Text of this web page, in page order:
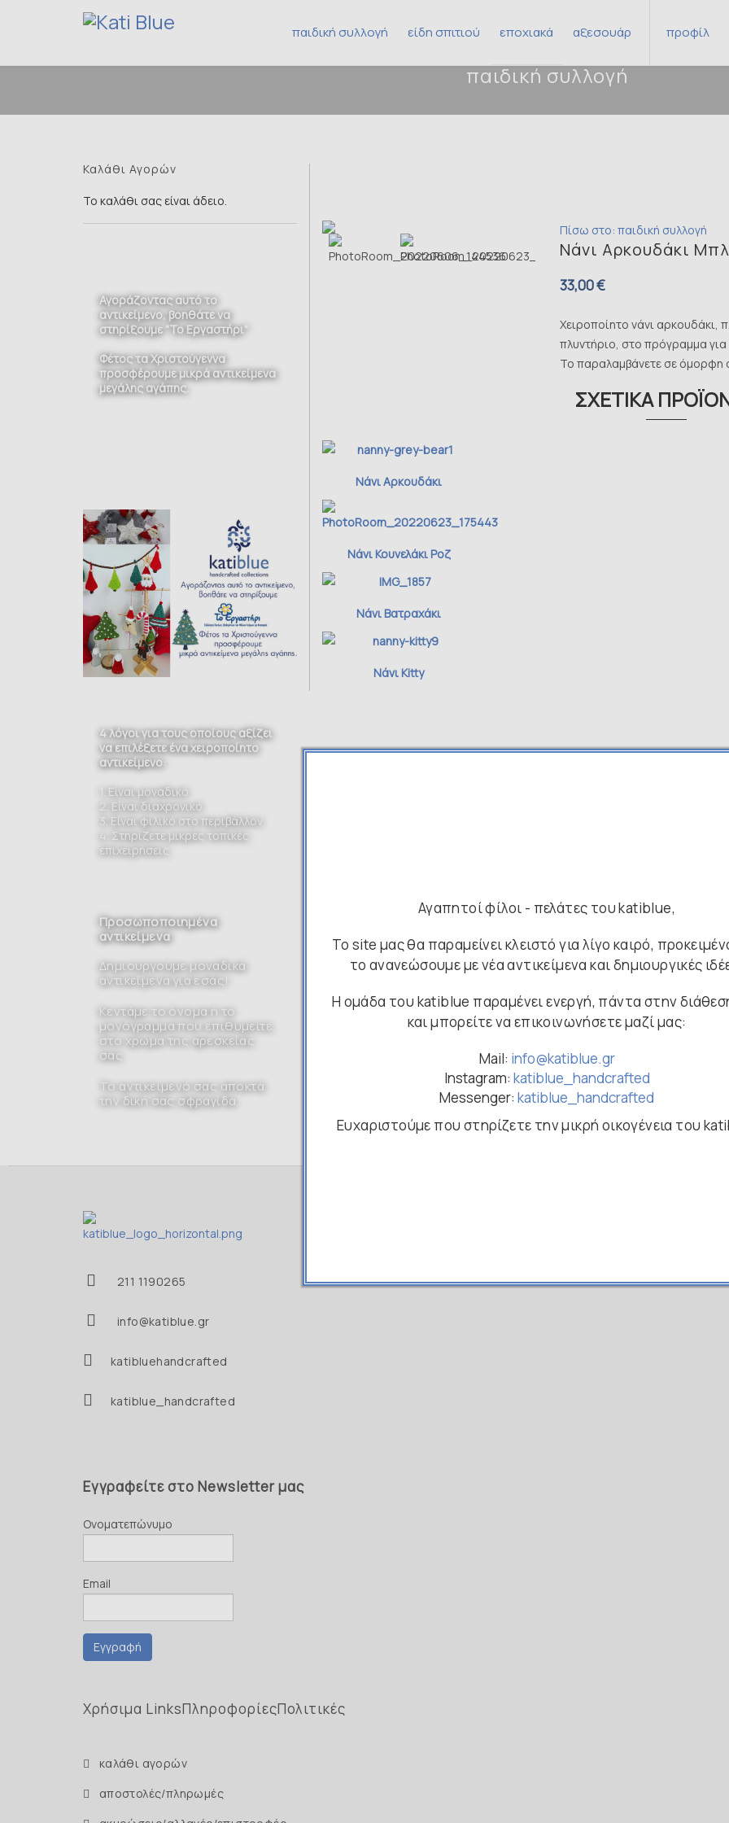
παιδική συλλογή είδη σπιτιού εποχιακά
χριστουγεννιάτικη συλλογή
αξεσουάρ προφίλ
παιδική συλλογή
Καλάθι Αγορών
Το καλάθι σας είναι άδειο.
Αγοράζοντας αυτό το
αντικείμενο, βοηθάτε να
στηρίξουμε "Το Εργαστήρι"
Φέτος τα Χριστούγεννα
προσφέρουμε μικρά αντικείμενα
μεγάλης αγάπης.
4 λόγοι για τους οποίους αξίζει
να επιλέξετε ένα χειροποίητο
αντικείμενο:
1. Είναι μοναδικό
2. Είναι διαχρονικό
3. Είναι φιλικό στο περιβάλλον
4. Στηρίζετε μικρές τοπικές
επιχειρήσεις
Προσωποποιημένα
αντικείμενα
Δημιουργούμε μοναδικά
αντικείμενα για εσάς!
Κεντάμε το όνομα ή το
μονόγραμμα που επιθυμείτε,
στο χρώμα της αρεσκείας
σας.
Το αντικείμενό σας αποκτά
την δική σας σφραγίδα.
Πίσω στο: παιδική συλλογή
Νάνι Αρκουδάκι
33,00 €
Χειροποίητο νάνι αρκουδάκι,
πλυντήριο, στο πρόγραμμα για
Το παραλαμβάνετε σε όμορφη
ΣΧΕΤΙΚΆ
Νάνι Αρκουδάκι
Νάνι Κουνελάκι Ροζ
Νάνι Βατραχάκι
Νάνι Kitty
211 1190265
info@katiblue.gr
katibluehandcrafted
katiblue_handcrafted
Εγγραφείτε στο Newsletter μας
Ονοματεπώνυμο
Email
Εγγραφή
Χρήσιμα LinksΠληροφορίεςΠολιτικές
καλάθι αγορών
αποστολές/πληρωμές
Αγαπητοί φίλοι - πελάτες του katiblue,
Το site μας θα παραμείνει κλειστό για λίγο καιρό,
το ανανεώσουμε με νέα αντικείμενα και δημιουργικές
Η ομάδα του katiblue παραμένει ενεργή, πάντα στην
και μπορείτε να επικοινωνήσετε μαζί μας:
Mail: info@katiblue.gr
Instagram: katiblue_handcrafted
Messenger: katiblue_handcrafted
Ευχαριστούμε που στηρίζετε την μικρή οικογένεια του